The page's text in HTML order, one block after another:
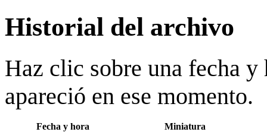
Historial del archivo
Haz clic sobre una fecha
apareció en ese momento.
Fecha y hora
Miniatura